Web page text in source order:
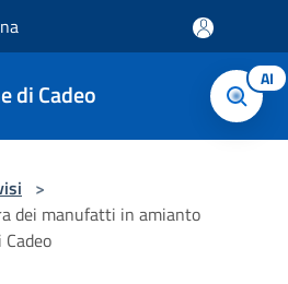
di Cadeo AI
>
dei manufatti in amianto